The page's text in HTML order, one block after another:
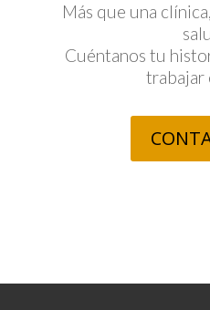
Más que una
Cuéntanos tu
trabajar